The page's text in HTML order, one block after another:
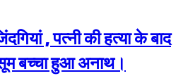
, पत्नी की हत्या के बाद
बच्चा हुआ अनाथ।